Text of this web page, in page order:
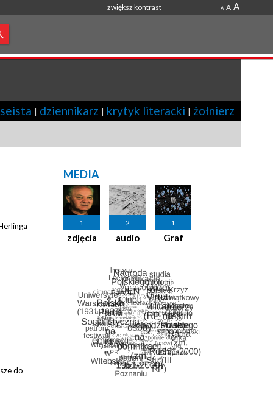
zwiększ kontrast A A A
| dziennikarz | krytyk literacki | żołnierz
do
MEDIA
1
zdjęcia
2
audio
1
Graf